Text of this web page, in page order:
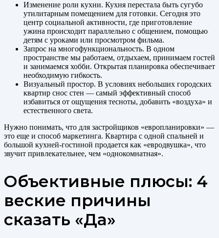
Изменение роли кухни. Кухня перестала быть сугубо
утилитарным помещением для готовки. Сегодня это
центр социальной активности, где приготовление
ужина происходит параллельно с общением, помощью
детям с уроками или просмотром фильма.
Запрос на многофункциональность. В одном
пространстве мы работаем, отдыхаем, принимаем гостей
и занимаемся хобби. Открытая планировка обеспечивает
необходимую гибкость.
Визуальный простор. В условиях небольших городских
квартир снос стен — самый эффективный способ
избавиться от ощущения тесноты, добавить «воздуха» и
естественного света.
Нужно понимать, что для застройщиков «европланировки» —
это еще и способ маркетинга. Квартира с одной спальней и
большой кухней-гостиной продается как «евродвушка», что
звучит привлекательнее, чем «однокомнатная».
Объективные плюсы: 4
веские причины
сказать «Да»